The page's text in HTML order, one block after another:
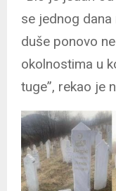
se jednog
duše ponovo
okolnostima u
tuge”, rekao je